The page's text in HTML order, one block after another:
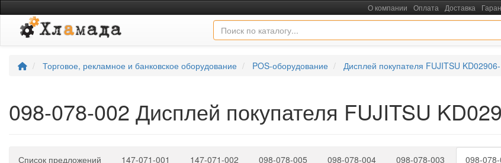
О компании Оплата Доставка
Торговое, рекламное и банковское оборудование POS-оборудование Дисплей покупателя FUJITSU
098-078-002 Дисплей покупателя FUJITSU
Список предложений 147-071-001 147-071-002 098-078-005 098-078-004 098-078-003 098-